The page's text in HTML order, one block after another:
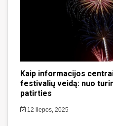
Kaip informacijos
festivalių veidą: nuo
patirties
12 liepos, 2025